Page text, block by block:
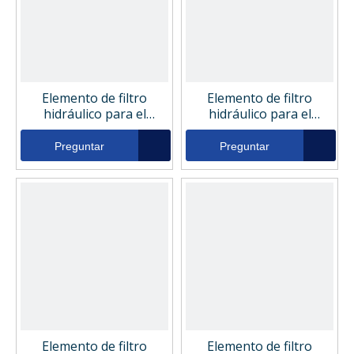
Elemento de filtro
hidráulico para el
sistema hidráulico de la
fábrica de rodillos
Grainger 1R412
Preguntar
Elemento de filtro
hidráulico para el
sistema hidráulico de la
fábrica de rodillos Gould
P1551
Preguntar
Elemento de filtro
Elemento de filtro